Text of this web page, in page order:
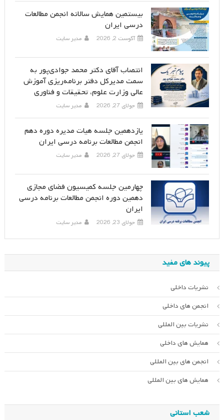
بیستمین همایش سالانه انجمن مطالعات
درسی ایران
آگوست 2, 2026 مدیر سایت
انتصاب آقای دکتر محمد جوادی‌پور به
سمت مدیرکل دفتر برنامه‌ریزی آموزش
عالی وزارت علوم، تحقیقات و فناوری
جولای 27, 2026 مدیر سایت
یازدهمین جلسه هیات مدیره دوره دهم
انجمن مطالعات برنامه درسی ایران
جولای 27, 2026 مدیر سایت
چهارمین جلسه کمیسیون فضای مجازی
دهمین دوره انجمن مطالعات برنامه درسی
ایران
جولای 23, 2026 مدیر سایت
پیوند های مفید
نشریات داخلی
انجمن های داخلی
نشریات بین المللی
همایش های داخلی
انجمن های بین المللی
همایش های بین المللی
شعب استانی